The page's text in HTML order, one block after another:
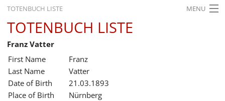
TOTENBUCH LISTE MENU
STARTSEITE
AUSSTELLUNGEN
GESCHICHTE
BILDUNG
TOTENBUCH LISTE
Franz Vatter
First Name
Franz
Last Name
Vatter
Date of Birth
21.03.1893
Place of Birth
Nürnberg